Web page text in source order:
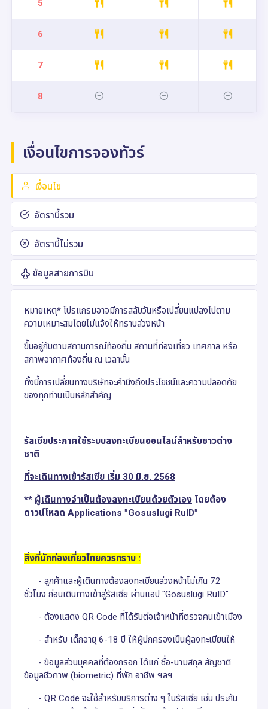
5
6
7
8
เงื่อนไขการจองทัวร์
เงื่อนไข
อัตรานี้รวม
อัตรานี้ไม่รวม
ข้อมูลสายการบิน
หมายเหตุ* โปรแกรมอาจมีการสลับวันหรือเปลี่ยนแปลงไปตาม
ความเหมาะสมโดยไม่แจ้งให้ทราบล่วงหน้า
ขึ้นอยู่กับตามสถานการณ์ท้องถิ่น สถานที่ท่องเที่ยว เทศกาล หรือ
สภาพอากาศท้องถิ่น ณ เวลานั้น
ทั้งนี้การเปลี่ยนทางบริษัทจะคำนึงถึงประโยชน์และความปลอดภัย
ของทุกท่านเป็นหลักสำคัญ
รัสเซียประกาศใช้ระบบลงทะเบียนออนไลน์สำหรับชาวต่าง
ชาติ
ที่จะเดินทางเข้ารัสเซีย เริ่ม 30 มิ.ย. 2568
** ผู้เดินทางจำเป็นต้องลงทะเบียนด้วยตัวเอง โดยต้อง
ดาวน์โหลด Applications "Gosuslugi RuID"
สิ่งที่นักท่องเที่ยวไทยควรทราบ :
- ลูกค้าและผู้เดินทางต้องลงทะเบียนล่วงหน้าไม่เกิน 72
ชั่วโมง ก่อนเดินทางเข้าสู่รัสเซีย ผ่านแอป "Gosuslugi RuID"
- ต้องแสดง QR Code ที่ได้รับต่อเจ้าหน้าที่ตรวจคนเข้าเมือง
- สำหรับ เด็กอายุ 6-18 ปี ให้ผู้ปกครองเป็นผู้ลงทะเบียนให้
- ข้อมูลส่วนบุคคลที่ต้องกรอก ได้แก่ ชื่อ-นามสกุล สัญชาติ
ข้อมูลชีวภาพ (biometric) ที่พัก อาชีพ ฯลฯ
- QR Code จะใช้สำหรับบริการต่าง ๆ ในรัสเซีย เช่น ประกัน